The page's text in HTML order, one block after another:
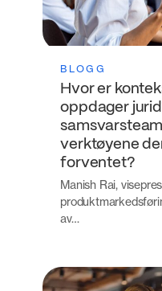
BLOGG
Hvor er
oppdager
verktøyene
forventet?
Manish Rai,
av…